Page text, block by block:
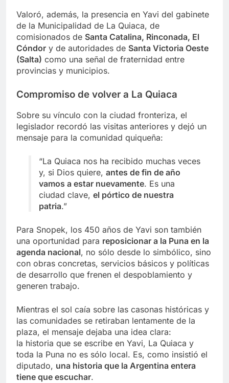
Valoró, además, la presencia en Yavi del gabinete
de la Municipalidad de La Quiaca, de
comisionados de Santa Catalina, Rinconada, El
Cóndor y de autoridades de Santa Victoria Oeste
(Salta) como una señal de fraternidad entre
provincias y municipios.
Compromiso de volver a La Quiaca
Sobre su vínculo con la ciudad fronteriza, el
legislador recordó las visitas anteriores y dejó un
mensaje para la comunidad quiqueña:
“La Quiaca nos ha recibido muchas veces
y, si Dios quiere, antes de fin de año
vamos a estar nuevamente. Es una
ciudad clave, el pórtico de nuestra
patria.”
Para Snopek, los 450 años de Yavi son también
una oportunidad para reposicionar a la Puna en la
agenda nacional, no sólo desde lo simbólico, sino
con obras concretas, servicios básicos y políticas
de desarrollo que frenen el despoblamiento y
generen trabajo.
Mientras el sol caía sobre las casonas históricas y
las comunidades se retiraban lentamente de la
plaza, el mensaje dejaba una idea clara:
la historia que se escribe en Yavi, La Quiaca y
toda la Puna no es sólo local. Es, como insistió el
diputado, una historia que la Argentina entera
tiene que escuchar.